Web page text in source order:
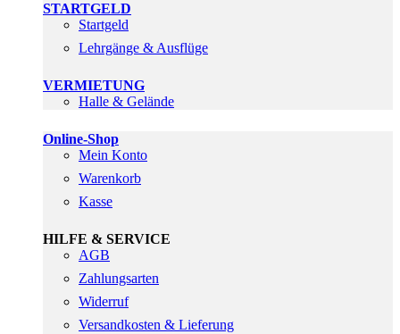
STARTGELD
Startgeld
Lehrgänge & Ausflüge
VERMIETUNG
Halle & Gelände
Online-Shop
Mein Konto
Warenkorb
Kasse
HILFE & SERVICE
AGB
Zahlungsarten
Widerruf
Versandkosten & Lieferung